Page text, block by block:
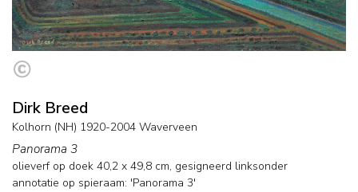
Dirk Breed
Kolhorn (NH) 1920-2004 Waverveen
Panorama 3
olieverf op doek 40,2 x 49,8 cm, gesigneerd linksonder
annotatie op spieraam: 'Panorama 3'